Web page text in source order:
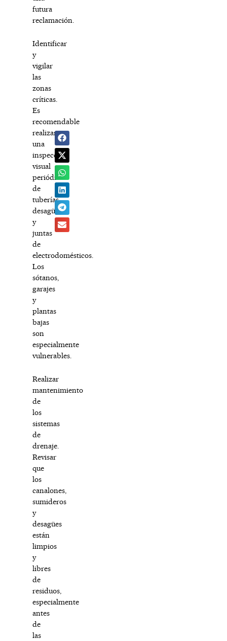
futura
reclamación.
Identificar
y
vigilar
las
zonas
críticas.
Es
recomendable
realizar
una
inspección
visual
periódica
de
tuberías,
desagües
y
juntas
de
electrodomésticos.
Los
sótanos,
garajes
y
plantas
bajas
son
especialmente
vulnerables.
Realizar
mantenimiento
de
los
sistemas
de
drenaje.
Revisar
que
los
canalones,
sumideros
y
desagües
están
limpios
y
libres
de
residuos,
especialmente
antes
de
las